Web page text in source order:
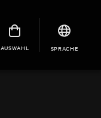
AUSWAHL SPRACHE